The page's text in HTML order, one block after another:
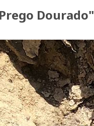
Dourado"